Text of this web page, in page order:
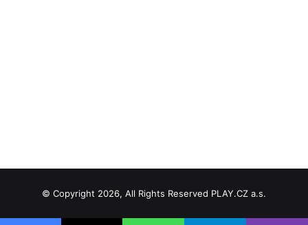
© Copyright 2026, All Rights Reserved PLAY.CZ a.s.